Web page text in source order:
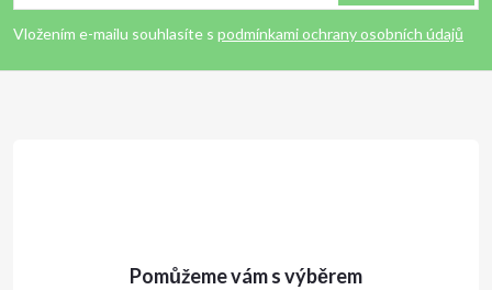
pVložením e-mailu souhlasíte s podmínkami ochrany osobních údajů